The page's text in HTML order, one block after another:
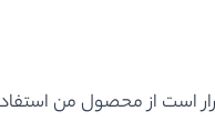
است از محصول من